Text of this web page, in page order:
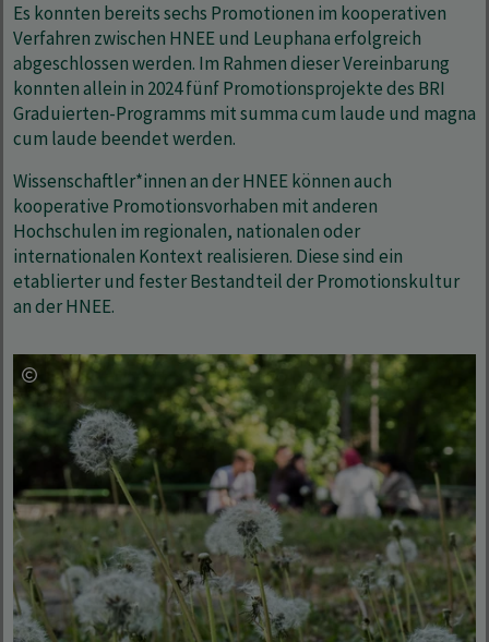
Es konnten bereits sechs Promotionen im kooperativen
Verfahren zwischen HNEE und Leuphana erfolgreich
abgeschlossen werden. Im Rahmen dieser Vereinbarung
konnten allein in 2024 fünf Promotionsprojekte des BRI
Graduierten-Programms mit summa cum laude und magna
cum laude beendet werden.
Wissenschaftler*innen an der HNEE können auch
kooperative Promotionsvorhaben mit anderen
Hochschulen im regionalen, nationalen oder
internationalen Kontext realisieren. Diese sind ein
etablierter und fester Bestandteil der Promotionskultur
an der HNEE.